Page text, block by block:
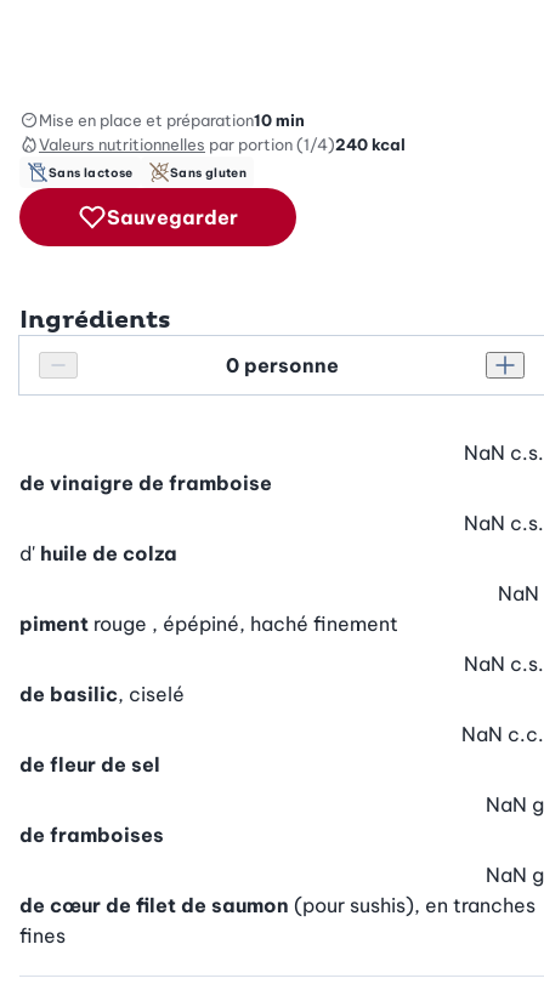
Mise en place et préparation10 min
Valeurs nutritionnelles par portion (1/4)240kcal
Sans lactose Sans gluten
Sauvegarder
Ingrédients
Réduire le nombre de personnes
Personnes
de vinaigre de framboise
NaN c.s.
d' huile de colza
NaN c.s.
piment rouge , épépiné, haché finement
NaN
de basilic, ciselé
NaN c.s.
de fleur de sel
NaN c.c.
de framboises
NaN g
de cœur de filet de saumon (pour sushis), en tranches
fines
NaN g